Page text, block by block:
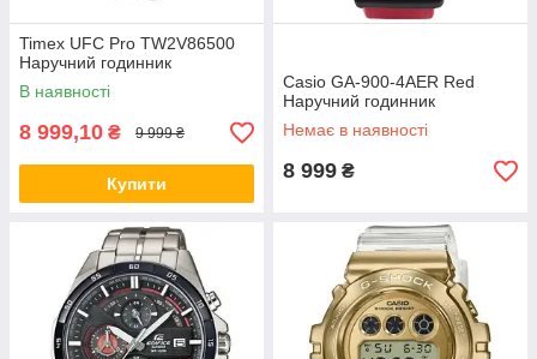
Timex UFC Pro TW2V86500
Наручний годинник
В наявності
8 999,10 ₴ 9 999 ₴
Купити
Casio GA-900-4AER Red
Наручний годинник
Немає в наявності
8 999 ₴